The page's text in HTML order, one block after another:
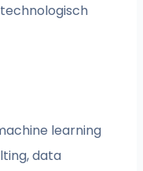
learning
data